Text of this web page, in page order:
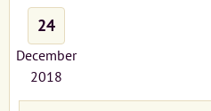
24
December
2018